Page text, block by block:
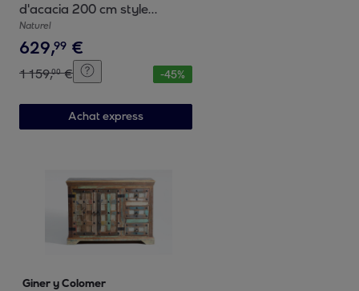
d'acacia 200 cm style
rustique industriel
Naturel
629,99 €
1159,00 € -45%
Achat express
Giner y Colomer